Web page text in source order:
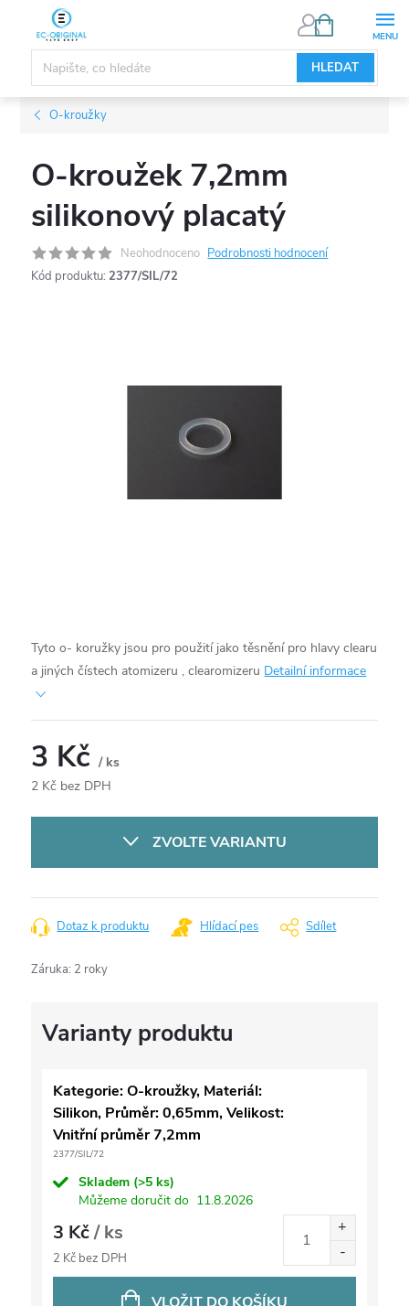
obsah
HLEDAT
NÁKUPNÍ
O-kroužky
O-kroužek 7,2mm
silikonový placatý
Neohodnoceno Podrobnosti hodnocení
Kód produktu: 2377/SIL/72
Tyto o- koružky jsou pro použití jako těsnění pro hlavy clearu
a jiných čístech atomizeru , clearomizeru Detailní informace
3 Kč/ ks
2 Kč bez DPH
ZVOLTE VARIANTU
Dotaz k produktu Hlídací pes Sdílet
Záruka: 2 roky
Kategorie: O-kroužky, Materiál:
Silikon, Průměr: 0,65mm, Velikost:
Vnitřní průměr 7,2mm
2377/SIL/72
Skladem (>5 ks)
Můžeme doručit do 11.8.2026
3 Kč/ ks
2 Kč bez DPH